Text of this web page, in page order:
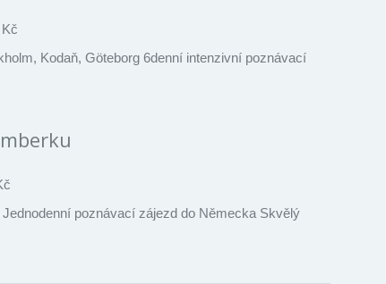
Kodaň, Göteborg 6denní intenzivní poznávací
poznávací zájezd do Německa Skvělý